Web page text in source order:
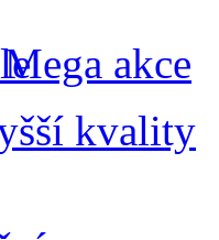
Mega akce
kvality